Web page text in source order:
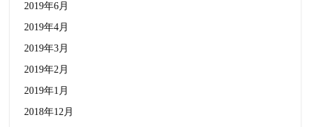
2019年6月
2019年4月
2019年3月
2019年2月
2019年1月
2018年12月